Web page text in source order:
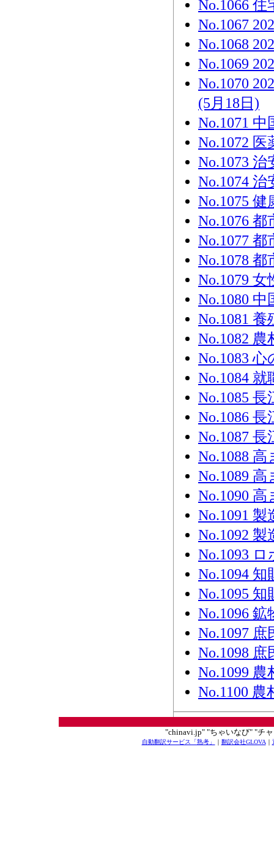
No.1066
No.1067
No.1068
No.1069
No.1070
(5月18日)
No.1071
No.1072
No.1073
No.1074
No.1075
No.1076
No.1077
No.1078
No.1079
No.1080
No.1081
No.1082
No.1083 心
No.1084 就
No.1085
No.1086
No.1087
No.1088
No.1089
No.1090
No.1091
No.1092
No.1093
No.1094
No.1095
No.1096
No.1097
No.1098
No.1099
No.1100
"chinavi.jp" "ちゃいなび" "チ
自動翻訳サービス「熟考」 ｜ 翻訳会社GLOVA ｜